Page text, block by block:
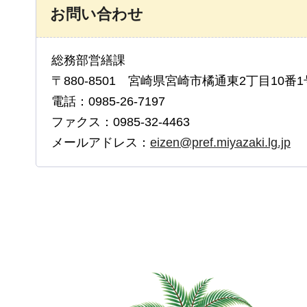
お問い合わせ
総務部営繕課
〒880-8501 宮崎県宮崎市橘通東2丁目10番1
電話：0985-26-7197
ファクス：0985-32-4463
メールアドレス： eizen@pref.miyazaki.lg.jp